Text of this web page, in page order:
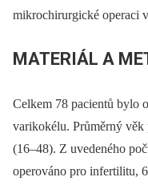
mikrochirurgické operaci
MATERIÁL A
Celkem 78 pacientů bylo
varikokélu. Průměrný věk
(16–48). Z uvedeného
operováno pro infertilitu,